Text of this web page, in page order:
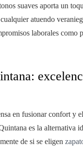
suaves aporta un
atuendo
laborales como
en fusionar confort y
es la alternativa
de si se eligen